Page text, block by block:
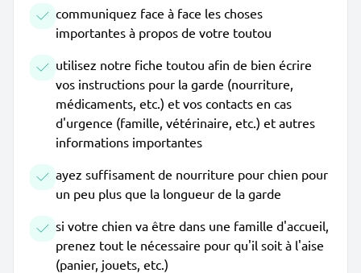
communiquez face à face les choses
importantes à propos de votre toutou
utilisez notre fiche toutou afin de bien écrire
vos instructions pour la garde (nourriture,
médicaments, etc.) et vos contacts en cas
d'urgence (famille, vétérinaire, etc.) et autres
informations importantes
ayez suffisament de nourriture pour chien pour
un peu plus que la longueur de la garde
si votre chien va être dans une famille d'accueil,
prenez tout le nécessaire pour qu'il soit à l'aise
(panier, jouets, etc.)